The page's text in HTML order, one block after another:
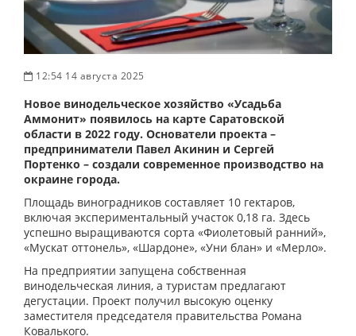
12:54 14 августа 2025
Новое винодельческое хозяйство «Усадьба
Аммонит» появилось на карте Саратовской
области в 2022 году. Основатели проекта –
предприниматели Павел Акинин и Сергей
Портенко – создали современное производство на
окраине города.
Площадь виноградников составляет 10 гектаров,
включая экспериментальный участок 0,18 га. Здесь
успешно выращиваются сорта «Фиолетовый ранний»,
«Мускат оттонель», «Шардоне», «Уни блан» и «Мерло».
На предприятии запущена собственная
винодельческая линия, а туристам предлагают
дегустации. Проект получил высокую оценку
заместителя председателя правительства Романа
Ковалького.